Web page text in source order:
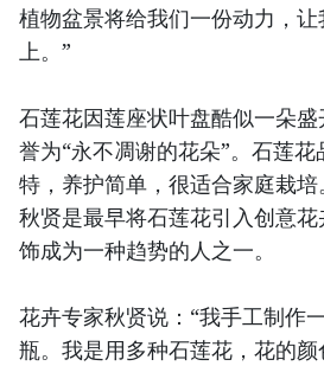
植物盆景将给我们一份动力，让
上。”
石莲花因莲座状叶盘酷似一朵
誉为“永不凋谢的花朵”。石莲
特，养护简单，很适合家庭栽
秋贤是最早将石莲花引入创意
饰成为一种趋势的人之一。
花卉专家秋贤说：“我手工制作
瓶。我是用多种石莲花，花的